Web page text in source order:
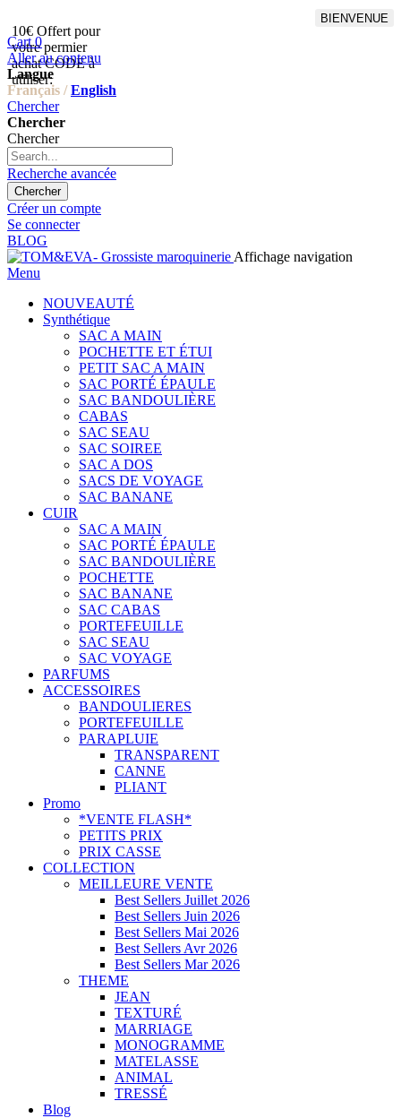
10€ Offert pour
votre permier
achat CODE à
utiliser:
BIENVENUE
Cart 0
Aller au contenu
Langue
Français / English
Chercher
Chercher
Chercher
Recherche avancée
Chercher
Créer un compte
Se connecter
BLOG
Affichage navigation
Menu
NOUVEAUTÉ
Synthétique
SAC A MAIN
POCHETTE ET ÉTUI
PETIT SAC A MAIN
SAC PORTÉ ÉPAULE
SAC BANDOULIÈRE
CABAS
SAC SEAU
SAC SOIREE
SAC A DOS
SACS DE VOYAGE
SAC BANANE
CUIR
SAC A MAIN
SAC PORTÉ ÉPAULE
SAC BANDOULIÈRE
POCHETTE
SAC BANANE
SAC CABAS
PORTEFEUILLE
SAC SEAU
SAC VOYAGE
PARFUMS
ACCESSOIRES
BANDOULIERES
PORTEFEUILLE
PARAPLUIE
TRANSPARENT
CANNE
PLIANT
Promo
*VENTE FLASH*
PETITS PRIX
PRIX CASSE
COLLECTION
MEILLEURE VENTE
Best Sellers Juillet 2026
Best Sellers Juin 2026
Best Sellers Mai 2026
Best Sellers Avr 2026
Best Sellers Mar 2026
THEME
JEAN
TEXTURÉ
MARRIAGE
MONOGRAMME
MATELASSE
ANIMAL
TRESSÉ
Blog